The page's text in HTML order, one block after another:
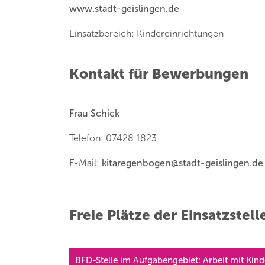
www.stadt-geislingen.de
Einsatzbereich: Kindereinrichtungen
Kontakt für Bewerbungen
Frau Schick
Telefon: 07428 1823
E-Mail: kitaregenbogen@stadt-geislingen.de
Freie Plätze der
BFD-Stelle im Aufgabengebiet: Arbeit mit